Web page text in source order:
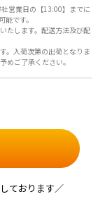
営業日の【13:00】までに
です。
たします。配送方法及び配
。入荷次第の出荷となりま
めご了承ください。
ております／